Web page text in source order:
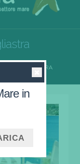
OGLIASTRA
in